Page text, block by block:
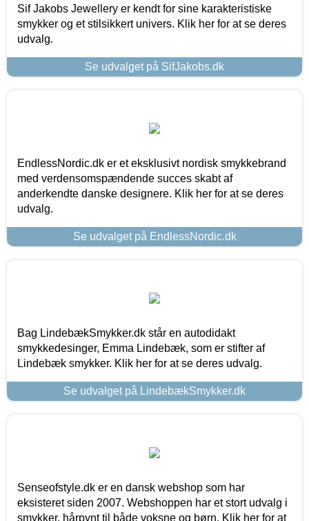
Sif Jakobs Jewellery er kendt for sine karakteristiske
smykker og et stilsikkert univers. Klik her for at se deres
udvalg.
Se udvalget på SifJakobs.dk
EndlessNordic.dk er et eksklusivt nordisk smykkebrand
med verdensomspændende succes skabt af
anderkendte danske designere. Klik her for at se deres
udvalg.
Se udvalget på EndlessNordic.dk
Bag LindebækSmykker.dk står en autodidakt
smykkedesinger, Emma Lindebæk, som er stifter af
Lindebæk smykker. Klik her for at se deres udvalg.
Se udvalget på LindebækSmykker.dk
Senseofstyle.dk er en dansk webshop som har
eksisteret siden 2007. Webshoppen har et stort udvalg i
smykker, hårpynt til både voksne og børn. Klik her for at